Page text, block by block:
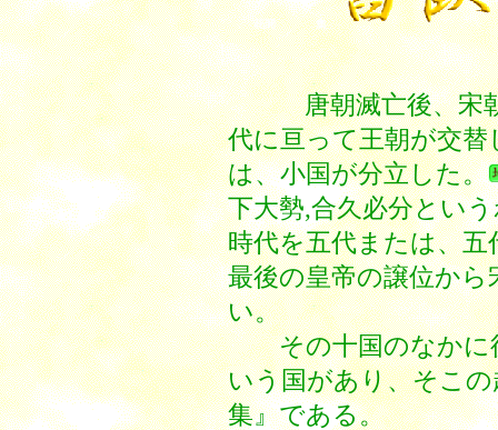
花間 集
唐朝滅亡後、宋朝
代に亘って王朝が交
は、小国が分立した。
下大勢,合久必分とい
時代を五代または、
最後の皇帝の譲位か
い。
その十国のなかに後
いう国があり、そこ
集』である。